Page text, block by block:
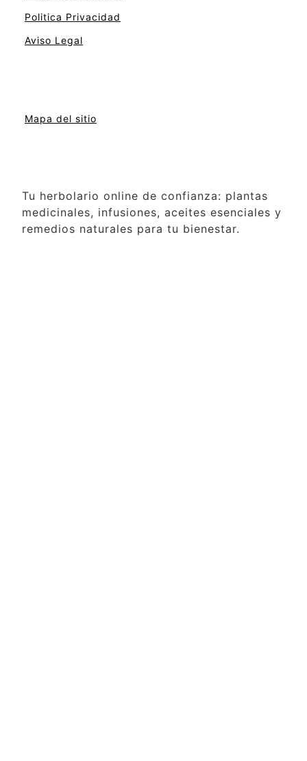
Politica Privacidad
Aviso Legal
Mapa del sitio
Tu herbolario online de confianza: plantas
medicinales, infusiones, aceites esenciales y
remedios naturales para tu bienestar.